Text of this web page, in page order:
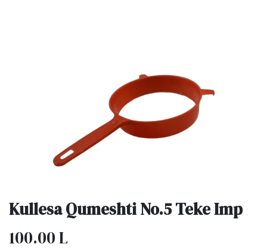
Kullesa Qumeshti No.5 Teke Imp
100.00L